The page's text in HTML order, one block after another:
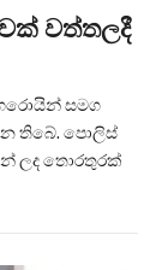
වත්තලදී
සමග
තිබේ. පොලිස්
ලද තොරතුරක්